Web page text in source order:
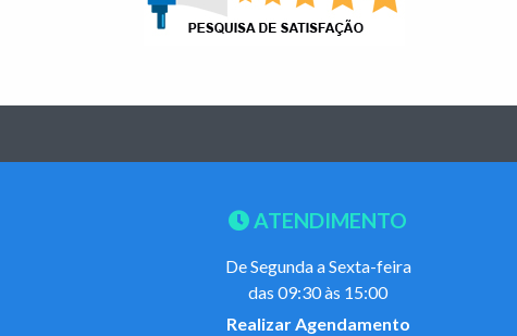
ATENDIMENTO
De Segunda a Sexta-feira
das 09:30 às 15:00
Realizar Agendamento